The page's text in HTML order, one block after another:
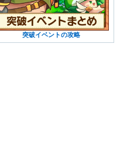
突破イベントの攻略